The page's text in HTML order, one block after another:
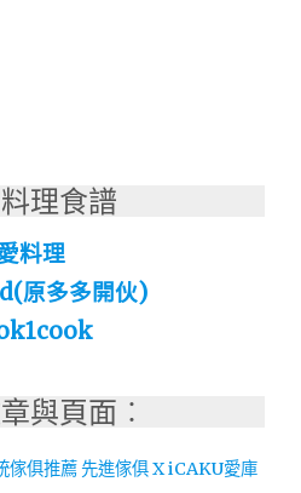
理食譜
料理
原多多開伙)
與頁面︰
傢俱推薦 先進傢俱 X iCAKU愛庫